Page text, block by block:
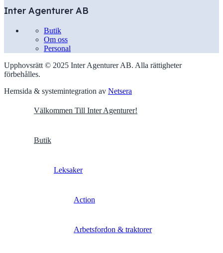
Inter Agenturer AB
Butik
Om oss
Personal
Upphovsrätt © 2025 Inter Agenturer AB. Alla rättigheter
förbehålles.
Hemsida & systemintegration av Netsera
Välkommen Till Inter Agenturer!
Butik
Leksaker
Action
Arbetsfordon & traktorer